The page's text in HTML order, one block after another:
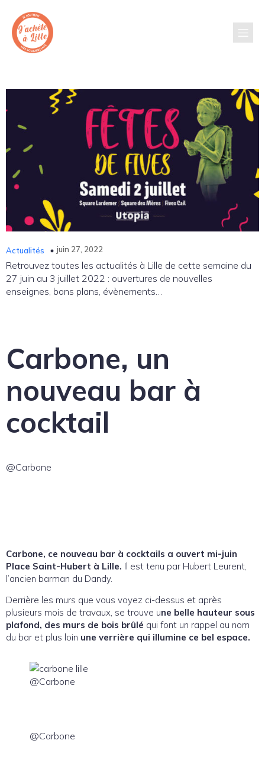
Actualités juin 27, 2022
Retrouvez toutes les actualités à Lille de cette semaine du
27 juin au 3 juillet 2022 : ouvertures de nouvelles
enseignes, bons plans, évènements…
Carbone, un
nouveau bar à
cocktail
@Carbone
Carbone, ce nouveau bar à cocktails a ouvert mi-juin
Place Saint-Hubert à Lille. Il est tenu par Hubert Leurent,
l’ancien barman du Dandy.
Derrière les murs que vous voyez ci-dessus et après
plusieurs mois de travaux, se trouve une belle hauteur sous
plafond, des murs de bois brûlé qui font un rappel au nom
du bar et plus loin une verrière qui illumine ce bel espace.
@Carbone
@Carbone